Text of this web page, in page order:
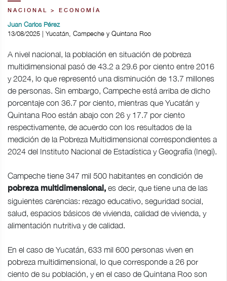
NACIONAL > ECONOMÍA
Juan Carlos Pérez
13/08/2025 | Yucatán, Campeche y Quintana Roo
A nivel nacional, la población en situación de pobreza
multidimensional pasó de 43.2 a 29.6 por ciento entre 2016
y 2024, lo que representó una disminución de 13.7 millones
de personas. Sin embargo, Campeche está arriba de dicho
porcentaje con 36.7 por ciento, mientras que Yucatán y
Quintana Roo están abajo con 26 y 17.7 por ciento
respectivamente, de acuerdo con los resultados de la
medición de la Pobreza Multidimensional correspondientes a
2024 del Instituto Nacional de Estadística y Geografía (Inegi).
Campeche tiene 347 mil 500 habitantes en condición de
pobreza multidimensional, es decir, que tiene una de las
siguientes carencias: rezago educativo, seguridad social,
salud, espacios básicos de vivienda, calidad de vivienda, y
alimentación nutritiva y de calidad.
En el caso de Yucatán, 633 mil 600 personas viven en
pobreza multidimensional, lo que corresponde a 26 por
ciento de su población, y en el caso de Quintana Roo son